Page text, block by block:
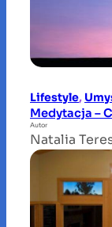
Lifestyle,
Medytacja –
Autor
Natalia